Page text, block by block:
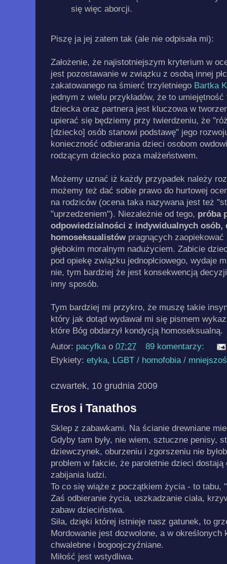
się więc aborcji.
Piszę ja jej zatem tak (ale nie odpisała mi):
Założenie, że najistotniejszym kryterium w
jest pozostawanie w związku z osobą innej
zakatowanego na śmierć trzyletniego Bartka
jednym z wielu przykładów, że to
dziecka oraz partnera jest kluczowa w
upierać się będziemy przy twierdzeniu, że
[dziecko] osób stanowi podstawę" jego
konieczność odbierania dzieci osobom
rodzącym dziecko poza małżeństwem.
Możemy uznać iż każdy przypadek należy
możemy też dać sobie prawo do hurtowej
na rodziców (ocena taka nazywana jest też
"uprzedzeniem"). Niezależnie od tego, próba
odpowiedzialności z indywidualnych osób,
homoseksualistów pragnących
głębokim moralnym nadużyciem. Zabicie
pod opiekę związku jednopłciowego, wydaje
nie, tym bardziej że jest konsekwencją
inny sposób.
Tym bardziej mi przykro, że muszę takie
który jak dotąd wydawał mi się pismem
które Bóg obdarzył kondycją homoseksualną.
Autor: pacyfka o 07:27
89 komentarzy:
Etykiety: etyka, LGBT / homofobia /
czwartek, 10 grudnia 2009
Eros i Tanathos
Sklep z zabawkami. Na ścianie drewniane
Gdyby tam były, nie wiem, sztuczne penisy,
dziewczynek, oburzeniu i zgorszeniu nie
problem w fakcie, że paroletnie dzieci dostają
zabijania ludzi.
To co się wiąże z początkiem życia - to tabu,
Zaś odbieranie życia, uszkadzanie ciała,
zabaw dzieciństwa.
Siła, dzięki której istnieje nasz gatunek, to
Mordowanie jest dozwolone, a w
chwalebne i bogoojczyźniane.
Miłość jest wstydliwa.